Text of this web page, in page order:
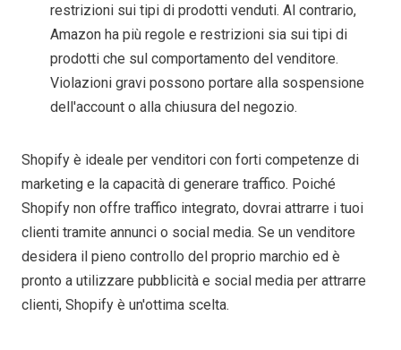
restrizioni sui tipi di prodotti venduti. Al contrario,
Amazon ha più regole e restrizioni sia sui tipi di
prodotti che sul comportamento del venditore.
Violazioni gravi possono portare alla sospensione
dell'account o alla chiusura del negozio.
Shopify è ideale per venditori con forti competenze di
marketing e la capacità di generare traffico. Poiché
Shopify non offre traffico integrato, dovrai attrarre i tuoi
clienti tramite annunci o social media. Se un venditore
desidera il pieno controllo del proprio marchio ed è
pronto a utilizzare pubblicità e social media per attrarre
clienti, Shopify è un'ottima scelta.